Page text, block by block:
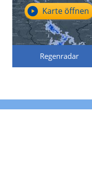
Regenradar
Karte öffnen